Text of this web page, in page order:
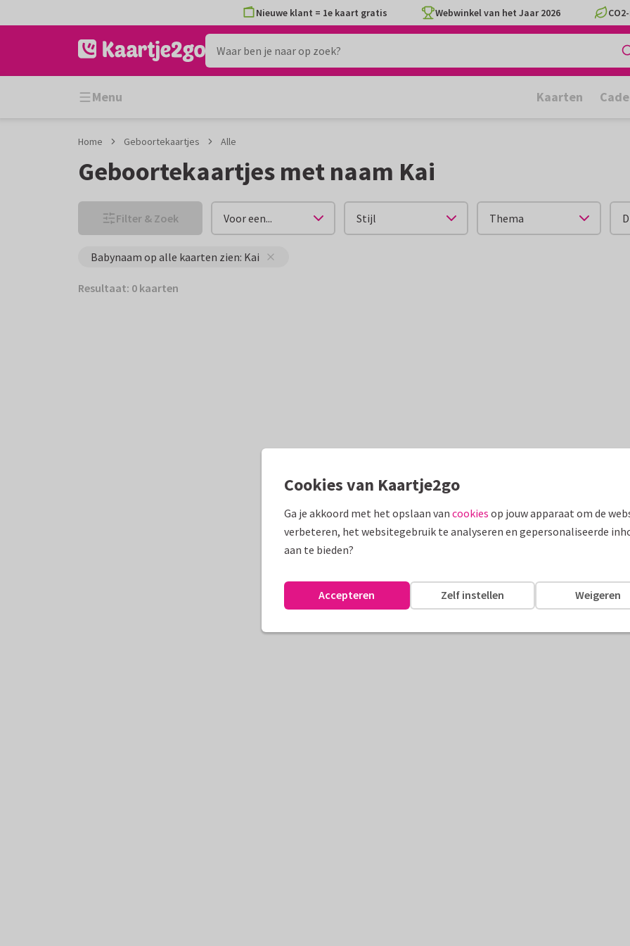
naar
naar
Nieuwe klant = 1e kaart gratis Webwinkel van het Jaar 2026
Menu Kaarten
Home Geboortekaartjes Alle
Geboortekaartjes met naam Kai
Filter & Zoek Voor een... Stijl Thema
Babynaam op alle kaarten zien: Kai
Resultaat: 0 kaarten
Cookies van Kaartje2go
Ga je akkoord met het opslaan van cookies op jouw apparaat om de
verbeteren, het websitegebruik te analyseren en gepersonaliseerde
aan te bieden?
Weigeren
Zelf instellen
Accepteren